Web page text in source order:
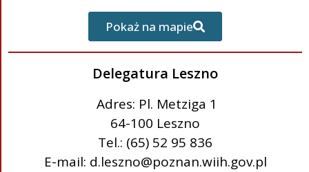
Pokaż na mapie
Delegatura Leszno
Adres: Pl. Metziga 1
64-100 Leszno
Tel.: (65) 52 95 836
E-mail: d.leszno@poznan.wiih.gov.pl